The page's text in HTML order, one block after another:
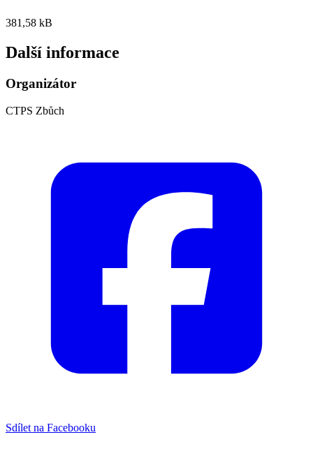
381,58 kB
Další informace
Organizátor
CTPS Zbůch
Sdílet na Facebooku